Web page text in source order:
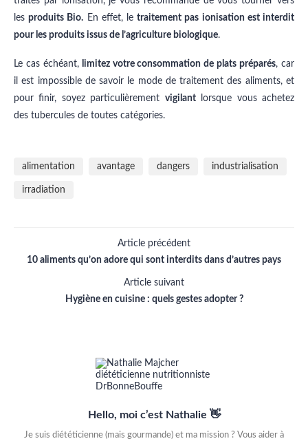
lesproduits Bio. En effet, letraitement pas ionisation est interdit
pour les produits issus de l’agriculture biologique.
Le cas échéant,limitez votre consommation de plats préparés, car
il est impossible de savoir le mode de traitement des aliments, et
pour finir, soyez particulièrement vigilantlorsque vous achetez
des tubercules de toutes catégories.
alimentation avantage dangers industrialisation
irradiation
Article précédent
10 aliments qu’on adore qui sont interdits dans d’autres pays
Article suivant
Hygiène en cuisine : quels gestes adopter ?
Hello, moi c’est Nathalie 👋
Je suis diététicienne (mais gourmande) et ma mission ? Vous aider à